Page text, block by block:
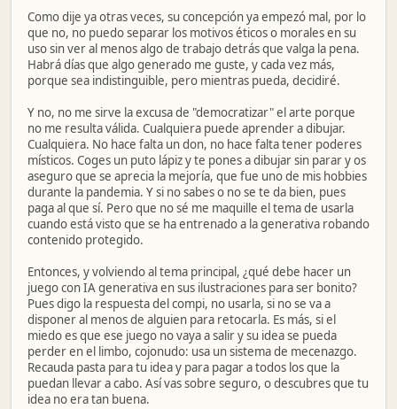
Como dije ya otras veces, su concepción ya empezó mal, por lo
que no, no puedo separar los motivos éticos o morales en su
uso sin ver al menos algo de trabajo detrás que valga la pena.
Habrá días que algo generado me guste, y cada vez más,
porque sea indistinguible, pero mientras pueda, decidiré.
Y no, no me sirve la excusa de "democratizar" el arte porque
no me resulta válida. Cualquiera puede aprender a dibujar.
Cualquiera. No hace falta un don, no hace falta tener poderes
místicos. Coges un puto lápiz y te pones a dibujar sin parar y os
aseguro que se aprecia la mejoría, que fue uno de mis hobbies
durante la pandemia. Y si no sabes o no se te da bien, pues
paga al que sí. Pero que no sé me maquille el tema de usarla
cuando está visto que se ha entrenado a la generativa robando
contenido protegido.
Entonces, y volviendo al tema principal, ¿qué debe hacer un
juego con IA generativa en sus ilustraciones para ser bonito?
Pues digo la respuesta del compi, no usarla, si no se va a
disponer al menos de alguien para retocarla. Es más, si el
miedo es que ese juego no vaya a salir y su idea se pueda
perder en el limbo, cojonudo: usa un sistema de mecenazgo.
Recauda pasta para tu idea y para pagar a todos los que la
puedan llevar a cabo. Así vas sobre seguro, o descubres que tu
idea no era tan buena.